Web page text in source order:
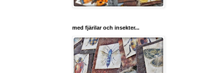
med fjärilar och insekter...